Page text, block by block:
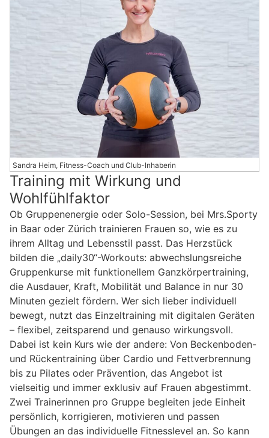
Sandra Heim, Fitness-Coach und Club-Inhaberin
Training mit Wirkung und
Wohlfühlfaktor
Ob Gruppenenergie oder Solo-Session, bei Mrs.Sporty
in Baar oder Zürich trainieren Frauen so, wie es zu
ihrem Alltag und Lebensstil passt. Das Herzstück
bilden die „daily30“-Workouts: abwechslungsreiche
Gruppenkurse mit funktionellem Ganzkörpertraining,
die Ausdauer, Kraft, Mobilität und Balance in nur 30
Minuten gezielt fördern. Wer sich lieber individuell
bewegt, nutzt das Einzeltraining mit digitalen Geräten
– flexibel, zeitsparend und genauso wirkungsvoll.
Dabei ist kein Kurs wie der andere: Von Beckenboden-
und Rückentraining über Cardio und Fettverbrennung
bis zu Pilates oder Prävention, das Angebot ist
vielseitig und immer exklusiv auf Frauen abgestimmt.
Zwei Trainerinnen pro Gruppe begleiten jede Einheit
persönlich, korrigieren, motivieren und passen
Übungen an das individuelle Fitnesslevel an. So kann